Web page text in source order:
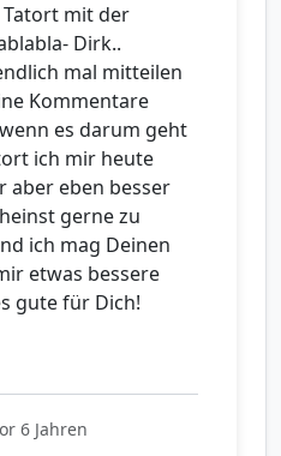
mit der
Dirk..
mal mitteilen
Kommentare
es darum geht
ich mir heute
aber eben besser
gerne zu
ich mag Deinen
etwas bessere
gute für Dich!
6 Jahren